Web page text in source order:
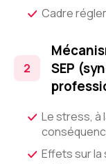
Cadre
SEP
Le stress, à
Effets sur la